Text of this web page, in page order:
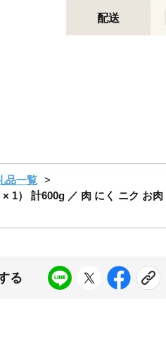
配送
品一覧
1） 計600g ／ 肉 にく ニク お
る